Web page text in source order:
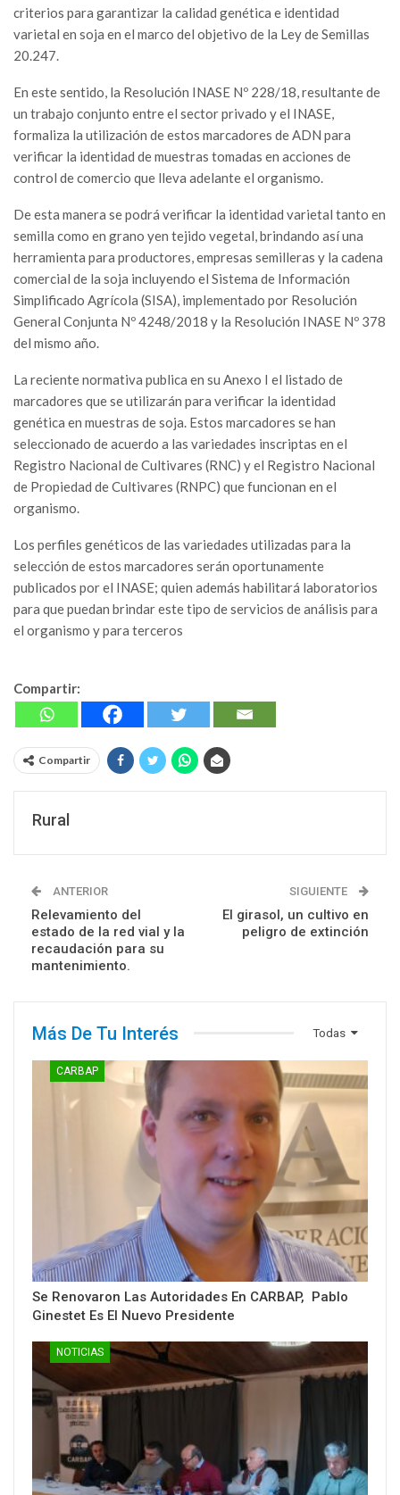
criterios para garantizar la calidad genética e identidad
varietal en soja en el marco del objetivo de la Ley de Semillas
20.247.
En este sentido, la Resolución INASE Nº 228/18, resultante de
un trabajo conjunto entre el sector privado y el INASE,
formaliza la utilización de estos marcadores de ADN para
verificar la identidad de muestras tomadas en acciones de
control de comercio que lleva adelante el organismo.
De esta manera se podrá verificar la identidad varietal tanto en
semilla como en grano yen tejido vegetal, brindando así una
herramienta para productores, empresas semilleras y la cadena
comercial de la soja incluyendo el Sistema de Información
Simplificado Agrícola (SISA), implementado por Resolución
General Conjunta Nº 4248/2018 y la Resolución INASE Nº 378
del mismo año.
La reciente normativa publica en su Anexo I el listado de
marcadores que se utilizarán para verificar la identidad
genética en muestras de soja. Estos marcadores se han
seleccionado de acuerdo a las variedades inscriptas en el
Registro Nacional de Cultivares (RNC) y el Registro Nacional
de Propiedad de Cultivares (RNPC) que funcionan en el
organismo.
Los perfiles genéticos de las variedades utilizadas para la
selección de estos marcadores serán oportunamente
publicados por el INASE; quien además habilitará laboratorios
para que puedan brindar este tipo de servicios de análisis para
el organismo y para terceros
Compartir:
Compartir
Rural
ANTERIOR
Relevamiento del
estado de la red vial y la
recaudación para su
mantenimiento.
SIGUIENTE
El girasol, un cultivo en
peligro de extinción
Todas
Más De Tu Interés
CARBAP
Se Renovaron Las Autoridades En CARBAP, Pablo
Ginestet Es El Nuevo Presidente
NOTICIAS